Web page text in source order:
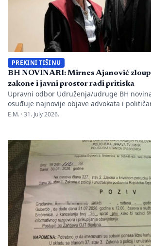
PREKINI TIŠINU
BH NOVINARI: Mirnes Ajanović
zakone i javni prostor radi pritiska
Upravni odbor Udruženja/udruge BH
osuđuje najnovije objave advokata i
Ajanovića i kontinuiranu kampanju javnog
Novinara Marka Divkovića i generalnu
Nakon ranije podnesenih krivičnih prijava i
protiv Anise Mahmutović i odgovornih
E.M. ·31. July 2026.